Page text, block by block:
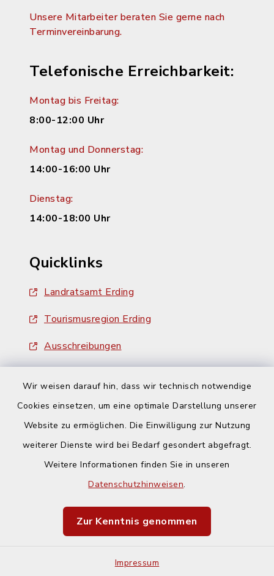
Wir weisen darauf hin, dass wir technisch notwendige
Cookies einsetzen, um eine optimale Darstellung unserer
Website zu ermöglichen. Die Einwilligung zur Nutzung
weiterer Dienste wird bei Bedarf gesondert abgefragt.
Weitere Informationen finden Sie in unseren
Datenschutzhinweisen.
Zur Kenntnis genommen
Impressum
Unsere Mitarbeiter beraten Sie gerne nach
Terminvereinbarung.
Telefonische Erreichbarkeit:
Montag bis Freitag:
8:00-12:00 Uhr
Montag und Donnerstag:
14:00-16:00 Uhr
Dienstag:
14:00-18:00 Uhr
Quicklinks
Landratsamt Erding
Tourismusregion Erding
Ausschreibungen
Barrierefreiheit
Impressum
Sitemap